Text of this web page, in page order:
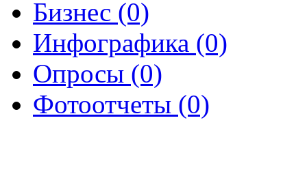
Бизнес (0)
Инфографика (0)
Опросы (0)
Фотоотчеты (0)